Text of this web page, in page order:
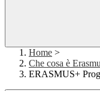
Home >
Che cosa è
ERASMUS+